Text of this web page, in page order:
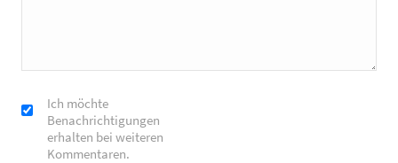
Ich möchte
Benachrichtigungen
erhalten bei weiteren
Kommentaren.